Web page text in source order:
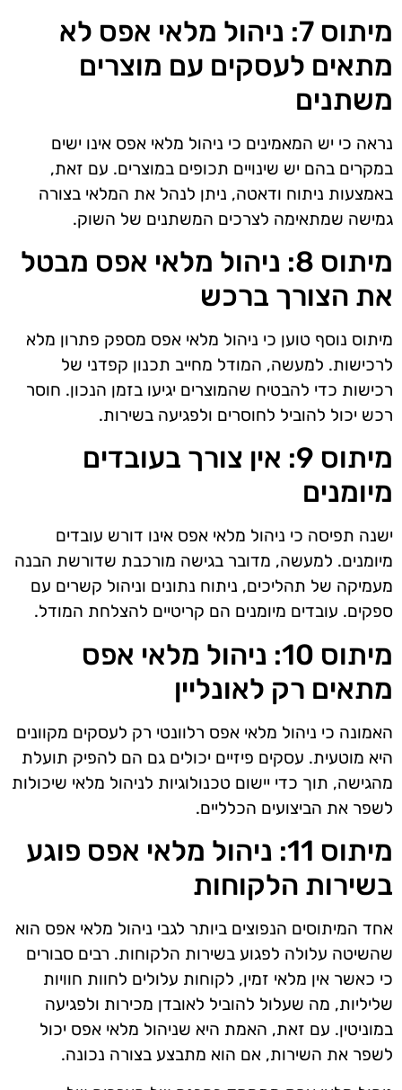
מיתוס 7: ניהול מלאי אפס לא
מתאים לעסקים עם מוצרים
משתנים
נראה כי יש המאמינים כי ניהול מלאי אפס אינו ישים
במקרים בהם יש שינויים תכופים במוצרים. עם זאת,
באמצעות ניתוח ודאטה, ניתן לנהל את המלאי בצורה
גמישה שמתאימה לצרכים המשתנים של השוק.
מיתוס 8: ניהול מלאי אפס מבטל
את הצורך ברכש
מיתוס נוסף טוען כי ניהול מלאי אפס מספק פתרון מלא
לרכישות. למעשה, המודל מחייב תכנון קפדני של
רכישות כדי להבטיח שהמוצרים יגיעו בזמן הנכון. חוסר
רכש יכול להוביל לחוסרים ולפגיעה בשירות.
מיתוס 9: אין צורך בעובדים
מיומנים
ישנה תפיסה כי ניהול מלאי אפס אינו דורש עובדים
מיומנים. למעשה, מדובר בגישה מורכבת שדורשת הבנה
מעמיקה של תהליכים, ניתוח נתונים וניהול קשרים עם
ספקים. עובדים מיומנים הם קריטיים להצלחת המודל.
מיתוס 10: ניהול מלאי אפס
מתאים רק לאונליין
האמונה כי ניהול מלאי אפס רלוונטי רק לעסקים מקוונים
היא מוטעית. עסקים פיזיים יכולים גם הם להפיק תועלת
מהגישה, תוך כדי יישום טכנולוגיות לניהול מלאי שיכולות
לשפר את הביצועים הכלליים.
מיתוס 11: ניהול מלאי אפס פוגע
בשירות הלקוחות
אחד המיתוסים הנפוצים ביותר לגבי ניהול מלאי אפס הוא
שהשיטה עלולה לפגוע בשירות הלקוחות. רבים סבורים
כי כאשר אין מלאי זמין, לקוחות עלולים לחוות חוויות
שליליות, מה שעלול להוביל לאובדן מכירות ולפגיעה
במוניטין. עם זאת, האמת היא שניהול מלאי אפס יכול
לשפר את השירות, אם הוא מתבצע בצורה נכונה.